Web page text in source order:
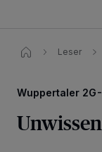
Leser
Wuppertaler